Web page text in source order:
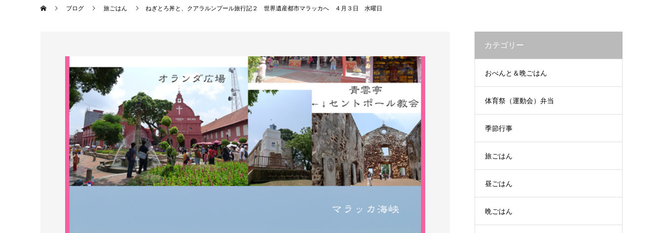
ブログ 旅ごはん ねぎとろ丼と、クアラルンプール旅行記２ 世界遺産都市マラッカへ ４月３日 水曜日
カテゴリー
おべんと＆晩ごはん
体育祭（運動会）弁当
季節行事
旅ごはん
昼ごはん
晩ごはん